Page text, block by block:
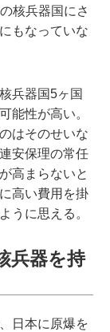
核兵器国にさ
もなっていな
兵器国5ヶ国
能性が高い。
はそのせいな
安保理の常任
高まらないと
高い費用を掛
うに思える。
兵器を持
日本に原爆を